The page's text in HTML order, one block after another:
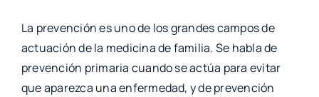
La prevención es uno de los grandes campos de
actuación de la medicina de familia. Se habla de
prevención primaria cuando se actúa para evitar
que aparezca una enfermedad, y de prevención